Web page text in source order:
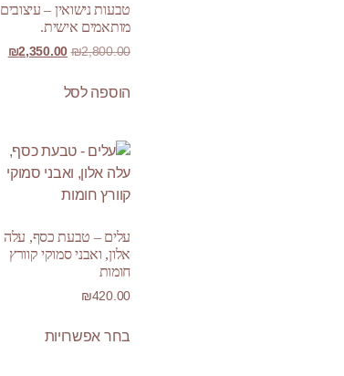
טבעות נישואין – עיצובים
מותאמים אישית.
₪2,800.00
₪2,350.00
הוספה לסל
עלים – טבעת כסף, עלה
אלון, ואבני סמוקי קוורץ
חומות
₪420.00
בחר אפשרויות